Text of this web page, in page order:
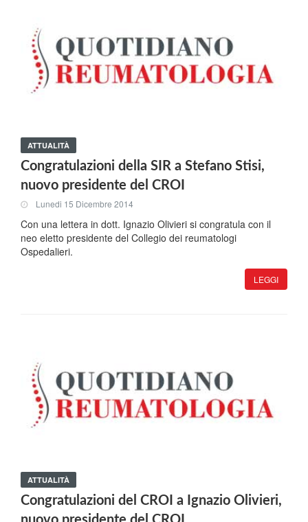
ATTUALITÀ
Congratulazioni della SIR a Stefano Stisi,
nuovo presidente del CROI
Lunedi 15 Dicembre 2014
Con una lettera in dott. Ignazio Olivieri si congratula con il
neo eletto presidente del Collegio dei reumatologi
Ospedalieri.
LEGGI
ATTUALITÀ
Congratulazioni del CROI a Ignazio Olivieri,